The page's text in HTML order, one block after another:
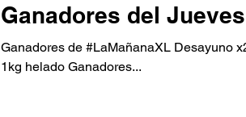
Ganadores del
Ganadores de #LaMañanaXL Desayuno
1kg helado Ganadores...